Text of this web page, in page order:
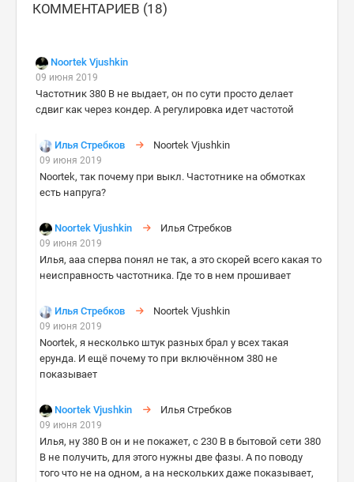
КОММЕНТАРИЕВ (18)
Noortek Vjushkin
09 июня 2019
Частотник 380 В не выдает, он по сути просто делает
сдвиг как через кондер. А регулировка идет частотой
Илья Стребков Noortek Vjushkin
09 июня 2019
Noortek, так почему при выкл. Частотнике на обмотках
есть напруга?
Noortek Vjushkin Илья Стребков
09 июня 2019
Илья, ааа сперва понял не так, а это скорей всего какая то
неисправность частотника. Где то в нем прошивает
Илья Стребков Noortek Vjushkin
09 июня 2019
Noortek, я несколько штук разных брал у всех такая
ерунда. И ещё почему то при включённом 380 не
показывает
Noortek Vjushkin Илья Стребков
09 июня 2019
Илья, ну 380 В он и не покажет, с 230 В в бытовой сети 380
В не получить, для этого нужны две фазы. А по поводу
того что не на одном, а на нескольких даже показывает,